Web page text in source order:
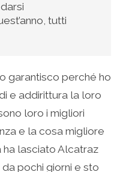
tutti
garantisco perché ho
e addirittura la loro
loro i migliori
e la cosa migliore
lasciato Alcatraz
pochi giorni e sto